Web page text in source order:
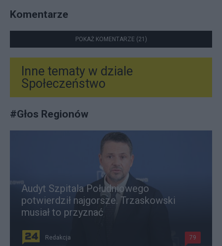
Komentarze
POKAŻ KOMENTARZE (21)
Inne tematy w dziale
Społeczeństwo
#Głos Regionów
Audyt Szpitala Południowego
potwierdził najgorsze. Trzaskowski
musiał to przyznać
Redakcja 79